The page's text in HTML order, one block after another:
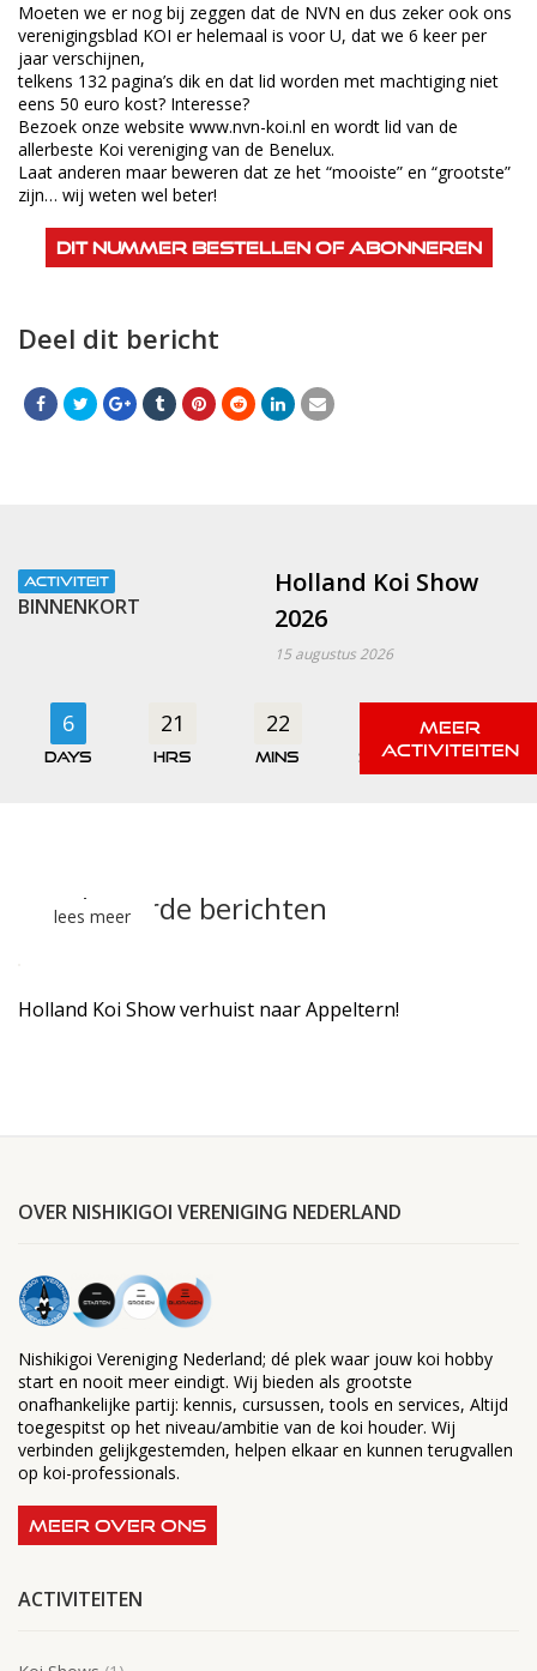
Moeten we er nog bij zeggen dat de NVN en dus zeker ook ons
verenigingsblad KOI er helemaal is voor U, dat we 6 keer per
jaar verschijnen,
telkens 132 pagina’s dik en dat lid worden met machtiging niet
eens 50 euro kost? Interesse?
Bezoek onze website www.nvn-koi.nl en wordt lid van de
allerbeste Koi vereniging van de Benelux.
Laat anderen maar beweren dat ze het “mooiste” en “grootste”
zijn… wij weten wel beter!
Dit nummer bestellen of abonneren
Deel dit bericht
ACTIVITEIT
BINNENKORT
Holland Koi Show
2026
15 augustus 2026
6
days
21
hrs
22
mins secs
Gerelateerde berichten
lees meer
Holland Koi Show verhuist naar Appeltern!
OVER NISHIKIGOI VERENIGING NEDERLAND
Nishikigoi Vereniging Nederland; dé plek waar jouw koi hobby
start en nooit meer eindigt. Wij bieden als grootste
onafhankelijke partij: kennis, cursussen, tools en services, Altijd
toegespitst op het niveau/ambitie van de koi houder. Wij
verbinden gelijkgestemden, helpen elkaar en kunnen terugvallen
op koi-professionals.
MEER OVER ONS
ACTIVITEITEN